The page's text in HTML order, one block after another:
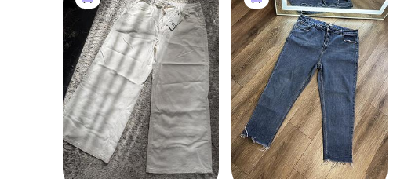
ZARA
Джинси відомого бренду
zara
XXL
Denim Co
Джинси великого розміру
XXL и еще 1
ТОП объявлений